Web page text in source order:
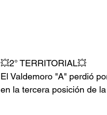
💥2° TERRITORIAL💥
El Valdemoro "A" perdió
en la tercera posición de